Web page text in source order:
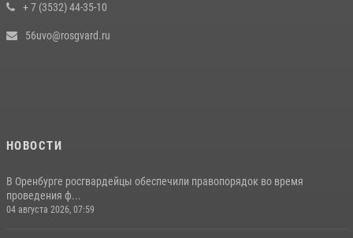
+ 7 (3532) 44-35-10
56uvo@rosgvard.ru
НОВОСТИ
В Оренбурге росгвардейцы обеспечили правопорядок во время
проведения ф...
04 августа 2026, 07:59